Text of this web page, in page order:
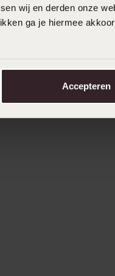
wij en derden onze
ga je hiermee
Accepteren